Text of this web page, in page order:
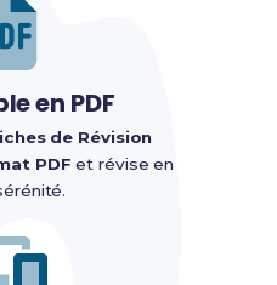
en PDF
de Révision
PDF et révise en